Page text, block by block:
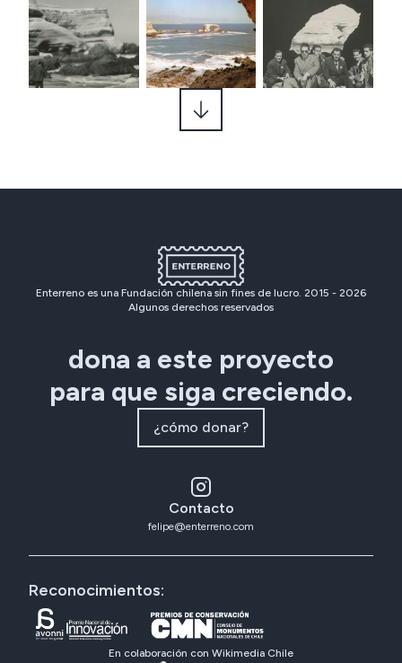
Enterreno es una Fundación chilena sin fines de lucro. 2015 - 2026
Algunos derechos reservados
dona a este proyecto
para que siga creciendo.
¿cómo donar?
Contacto
felipe@enterreno.com
Reconocimientos:
En colaboración con Wikimedia Chile